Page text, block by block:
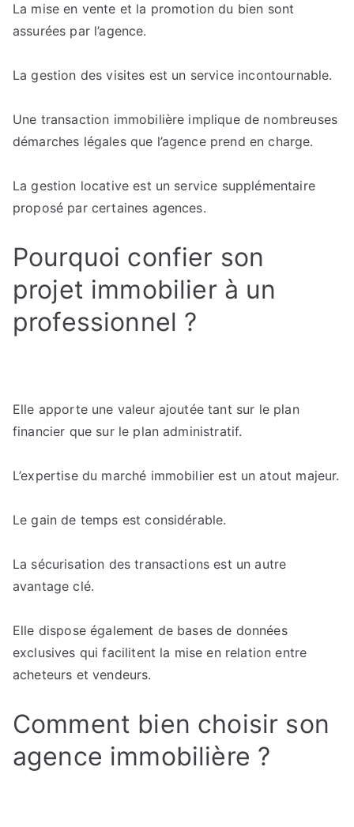
La mise en vente et la promotion du bien sont
assurées par l’agence.
La gestion des visites est un service incontournable.
Une transaction immobilière implique de nombreuses
démarches légales que l’agence prend en charge.
La gestion locative est un service supplémentaire
proposé par certaines agences.
Pourquoi confier son
projet immobilier à un
professionnel ?
Elle apporte une valeur ajoutée tant sur le plan
financier que sur le plan administratif.
L’expertise du marché immobilier est un atout majeur.
Le gain de temps est considérable.
La sécurisation des transactions est un autre
avantage clé.
Elle dispose également de bases de données
exclusives qui facilitent la mise en relation entre
acheteurs et vendeurs.
Comment bien choisir son
agence immobilière ?